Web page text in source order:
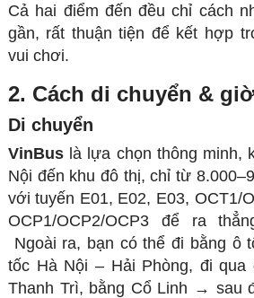
Cả hai điểm đến đều chỉ cách
gần, rất thuận tiện để kết hợp
vui chơi.
2. Cách di chuyển &
Di chuyển
VinBuslà lựa chọn thông minh,
Nội đến khu đô thị, chỉ từ
với tuyến E01, E02, E03, OCT1/
OCP1/OCP2/OCP3 để ra
Ngoài ra, bạn có thể đi bằng ô
tốc Hà Nội – Hải Phòng, đi qua
Thanh Trì, bằng Cổ Linh → sau